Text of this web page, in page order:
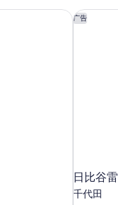
广告
日比谷
千代田
日比谷